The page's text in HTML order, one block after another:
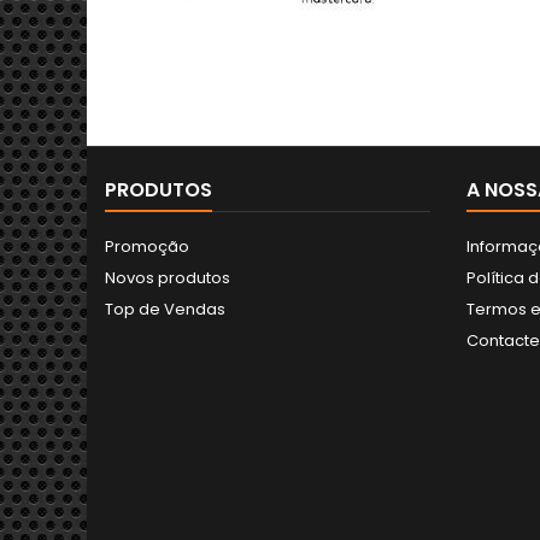
PRODUTOS
Promoção
Novos produtos
Top de Vendas
A
Política
Termos